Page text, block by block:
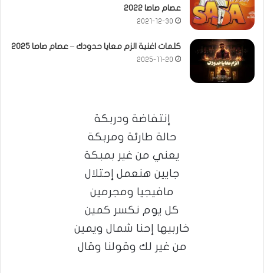
عصام صاصا 2022
2021-12-30
كلمات اغنية الزم معايا حدودك – عصام صاصا 2025
2025-11-20
إنتفاضة ودربكة
حالة طارئة ومربكة
يعني من غير بمبكة
جايين هنعمل إحتلال
مافيجيا ومجرمين
كل يوم نكسر كمين
خاربيها إحنا شمال ويمين
من غير لك وقولنا وقال